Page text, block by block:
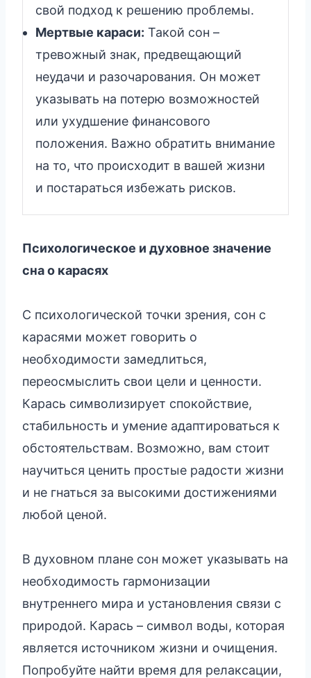
свой подход к решению проблемы.
Мертвые караси: Такой сон –
тревожный знак, предвещающий
неудачи и разочарования. Он может
указывать на потерю возможностей
или ухудшение финансового
положения. Важно обратить внимание
на то, что происходит в вашей жизни
и постараться избежать рисков.
Психологическое и духовное значение
сна о карасях
С психологической точки зрения, сон с
карасями может говорить о
необходимости замедлиться,
переосмыслить свои цели и ценности.
Карась символизирует спокойствие,
стабильность и умение адаптироваться к
обстоятельствам. Возможно, вам стоит
научиться ценить простые радости жизни
и не гнаться за высокими достижениями
любой ценой.
В духовном плане сон может указывать на
необходимость гармонизации
внутреннего мира и установления связи с
природой. Карась – символ воды, которая
является источником жизни и очищения.
Попробуйте найти время для релаксации,